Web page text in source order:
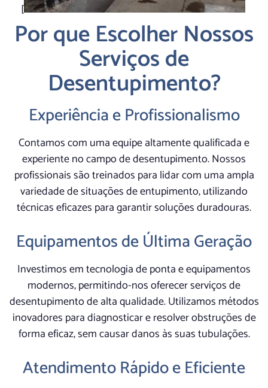
[
Por que Escolher Nossos
Serviços de
Desentupimento?
Experiência e Profissionalismo
Contamos com uma equipe altamente qualificada e
experiente no campo de desentupimento. Nossos
profissionais são treinados para lidar com uma ampla
variedade de situações de entupimento, utilizando
técnicas eficazes para garantir soluções duradouras.
Equipamentos de Última Geração
Investimos em tecnologia de ponta e equipamentos
modernos, permitindo-nos oferecer serviços de
desentupimento de alta qualidade. Utilizamos métodos
inovadores para diagnosticar e resolver obstruções de
forma eficaz, sem causar danos às suas tubulações.
Atendimento Rápido e Eficiente